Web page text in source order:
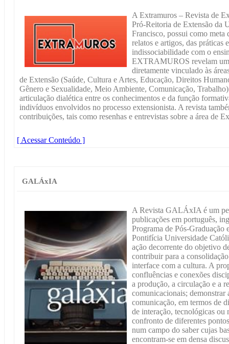
A Extramuros – Revista de
Pró-Reitoria de Extensão da
Francisco, possui como meta
relatos e artigos, das práticas
indissociabilidade com o
EXTRAMUROS revelam
diretamente vinculado às
de Extensão (Saúde, Cultura e Artes, Educação, Direitos
Gênero e Sexualidade, Meio Ambiente, Comunicação,
articulação dialética entre os conhecimentos e da função
indivíduos envolvidos no processo extensionista. A revista
contribuições, tais como resenhas e entrevistas sobre a área de
[ Acessar Conteúdo ]
GALÁxIA
A Revista GALÁxIA é um
publicações em português,
Programa de Pós-Graduação
Pontifícia Universidade
ação decorrente do objetivo
contribuir para a
interface com a cultura. A
confluências e conexões
a produção, a circulação e a
comunicacionais; demonstrar
comunicação, em termos de
de interação, tecnológicas
confronto de diferentes
num campo do saber cujas
encontram-se em densa